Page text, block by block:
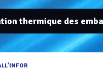
thermique des